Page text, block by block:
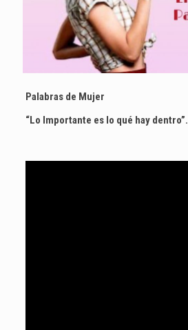
Palabras de Mujer
“Lo Importante es lo qué hay dentro”.